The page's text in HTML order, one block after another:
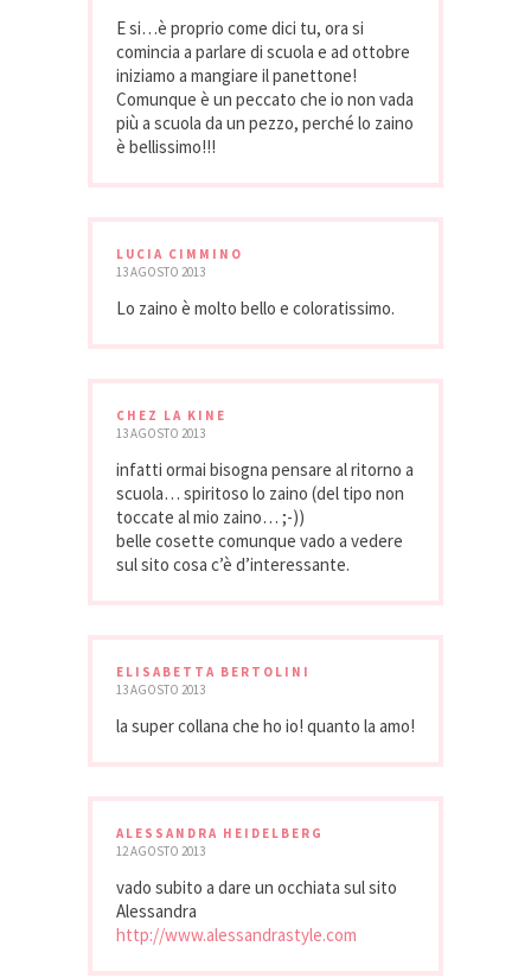
E si…è proprio come dici tu, ora si
comincia a parlare di scuola e ad ottobre
iniziamo a mangiare il panettone!
Comunque è un peccato che io non vada
più a scuola da un pezzo, perché lo zaino
è bellissimo!!!
LUCIA CIMMINO
13 AGOSTO 2013
Lo zaino è molto bello e coloratissimo.
CHEZ LA KINE
13 AGOSTO 2013
infatti ormai bisogna pensare al ritorno a
scuola… spiritoso lo zaino (del tipo non
toccate al mio zaino… ;-))
belle cosette comunque vado a vedere
sul sito cosa c’è d’interessante.
ELISABETTA BERTOLINI
13 AGOSTO 2013
la super collana che ho io! quanto la amo!
ALESSANDRA HEIDELBERG
12 AGOSTO 2013
vado subito a dare un occhiata sul sito
Alessandra
http://www.alessandrastyle.com